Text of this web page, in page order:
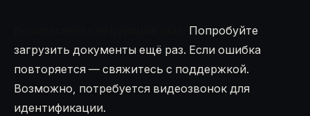
Попробуйте
загрузить документы ещё раз. Если ошибка
повторяется — свяжитесь с поддержкой.
Возможно, потребуется видеозвонок для
идентификации.